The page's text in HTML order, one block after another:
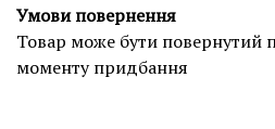
Умови повернення
Товар може бути повернутий
моменту придбання